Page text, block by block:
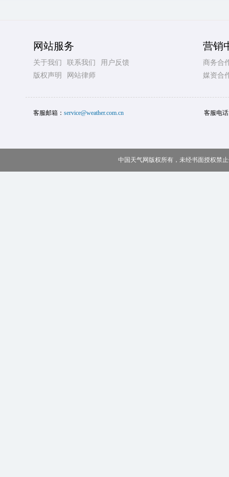
网站服务
关于我们 联系我们
用户反馈
版权声明
网站律师
营销
商务合
媒资合
客服邮箱： service@weather.com.cn 客服电
中国天气网版权所有，未经书面授权